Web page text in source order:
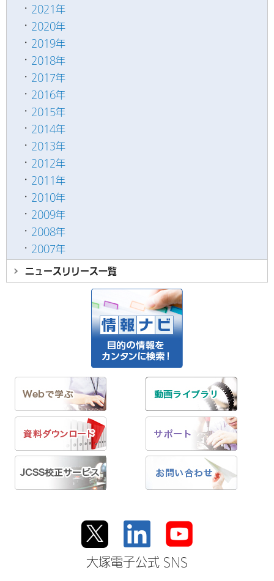
2021年
2020年
2019年
2018年
2017年
2016年
2015年
2014年
2013年
2012年
2011年
2010年
2009年
2008年
2007年
ニュースリリース一覧
大塚電子公式 SNS